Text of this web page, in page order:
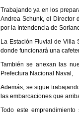
Trabajando ya en los
Andrea Schunk, el Director
por la Intendencia de
La Estación Fluvial de Villa
donde funcionará una
También se anexan las
Prefectura Nacional Naval,
Además, se sigue
las embarcaciones que
Todo este